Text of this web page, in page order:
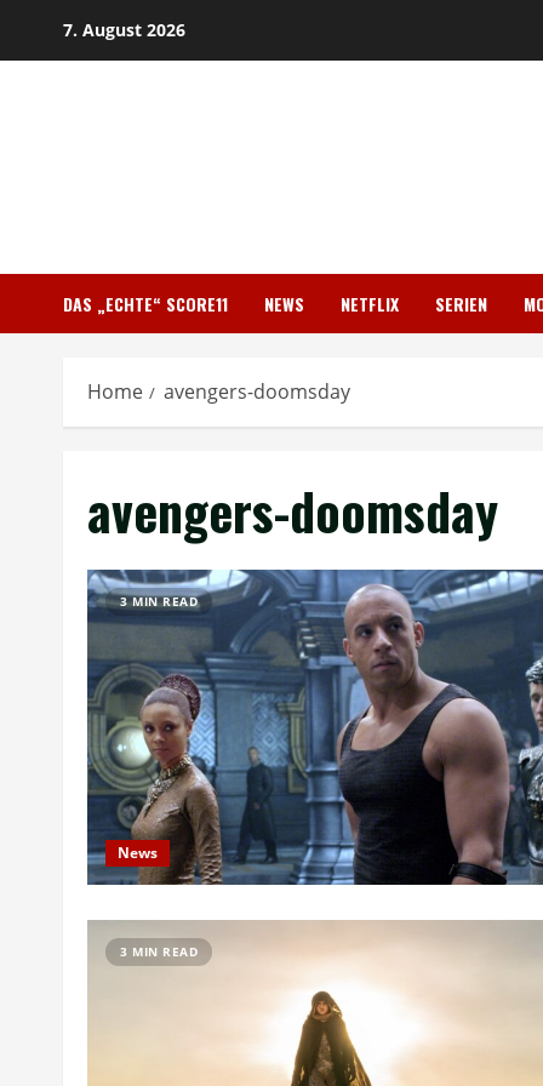
7. August 2026
DAS „ECHTE“ SCORE11 NEWS NETFLIX SERIEN
Home avengers-doomsday
avengers-doomsday
3 MIN READ
News
3 MIN READ